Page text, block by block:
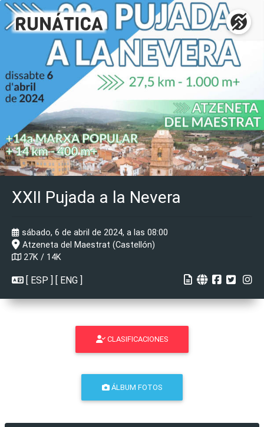
XXII Pujada a la Nevera
sábado, 6 de abril de 2024, a las 08:00
Atzeneta del Maestrat (Castellón)
27K / 14K
[ ESP ] [ ENG ]
CLASIFICACIONES
ÁLBUM FOTOS